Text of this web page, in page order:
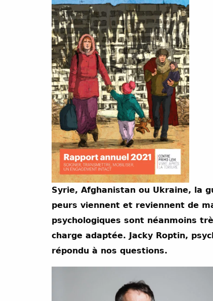
Syrie, Afghanistan ou Ukraine, la
peurs viennent et reviennent de
psychologiques sont néanmoins
charge adaptée. Jacky Roptin,
répondu à nos questions.